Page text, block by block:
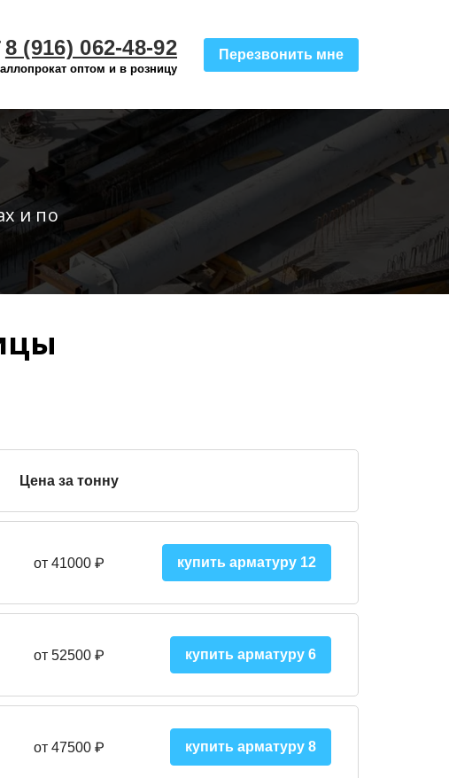
8 (916) 062-48-92
оптом и в розницу
Перезвонить мне
и по
Цена за тонну
от 41000₽ купить арматуру 12
от 52500₽ купить арматуру 6
от 47500₽ купить арматуру 8